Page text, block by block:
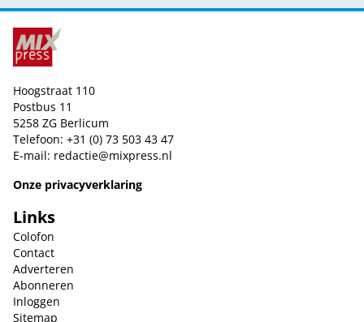
Hoogstraat 110
Postbus 11
5258 ZG Berlicum
Telefoon: +31 (0) 73 503 43 47
E-mail: redactie@mixpress.nl
Onze privacyverklaring
Links
Colofon
Contact
Adverteren
Abonneren
Inloggen
Sitemap